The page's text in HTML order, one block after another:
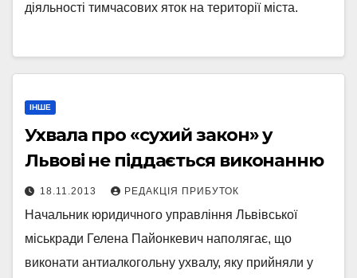
діяльності тимчасових яток на території міста.
ІНШЕ
Ухвала про «сухий закон» у
Львові не піддається виконанню
18.11.2013 РЕДАКЦІЯ ПРИБУТОК
Начальник юридичного управління Львівської
міськради Гелена Пайонкевич наполягає, що
виконати антиалкогольну ухвалу, яку прийняли у